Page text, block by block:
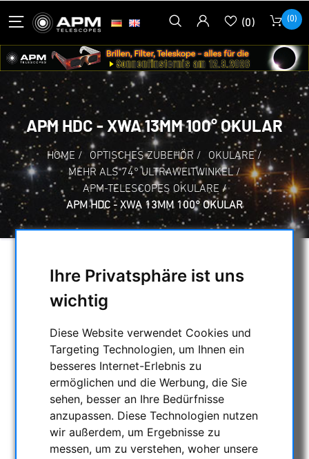
Ihre Privatsphäre ist uns
wichtig
Diese Website verwendet Cookies und
Targeting Technologien, um Ihnen ein
besseres Internet-Erlebnis zu
ermöglichen und die Werbung, die Sie
sehen, besser an Ihre Bedürfnisse
anzupassen. Diese Technologien nutzen
wir außerdem, um Ergebnisse zu
messen, um zu verstehen, woher unsere
(0) (0)
APM HDC - XWA 13MM 100° OKULAR
HOME / OPTISCHES ZUBEHÖR / OKULARE /
MEHR ALS 74° ULTRAWEITWINKEL /
APM-TELESCOPES OKULARE /
APM HDC - XWA 13MM 100° OKULAR